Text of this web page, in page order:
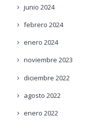
junio 2024
febrero 2024
enero 2024
noviembre 2023
diciembre 2022
agosto 2022
enero 2022